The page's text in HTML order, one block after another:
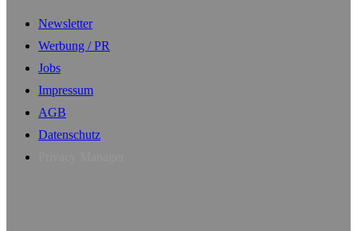
Newsletter
Werbung / PR
Jobs
Impressum
AGB
Datenschutz